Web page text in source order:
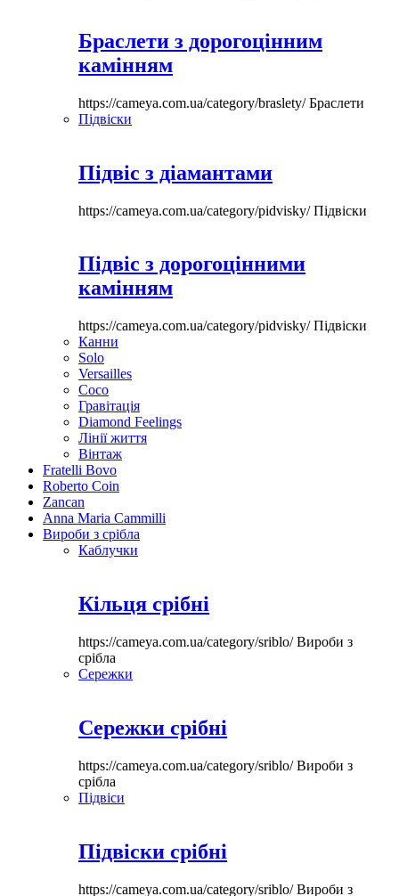
Браслети з дорогоцінним
камінням
https://cameya.com.ua/category/braslety/Браслети
Підвіски
Підвіс з діамантами
https://cameya.com.ua/category/pidvisky/Підвіски
Підвіс з дорогоцінними
камінням
https://cameya.com.ua/category/pidvisky/Підвіски
Канни
Solo
Versailles
Coco
Гравітація
Diamond Feelings
Лінії життя
Вінтаж
Fratelli Bovo
Roberto Coin
Zancan
Anna Maria Cammilli
Вироби з срібла
Каблучки
Кільця срібні
https://cameya.com.ua/category/sriblo/Вироби з
срібла
Сережки
Сережки срібні
https://cameya.com.ua/category/sriblo/Вироби з
срібла
Підвіси
Підвіски срібні
https://cameya.com.ua/category/sriblo/Вироби з